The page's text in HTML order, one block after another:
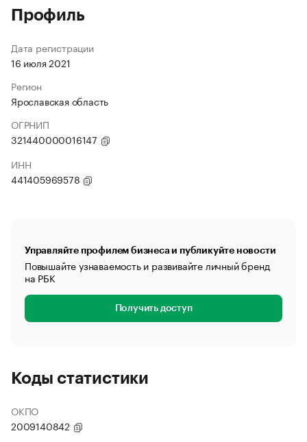
Профиль
Дата регистрации
16 июля 2021
Регион
Ярославская область
ОГРНИП
321440000016147
ИНН
441405969578
Управляйте профилем бизнеса и публикуйте новости
Повышайте узнаваемость и развивайте личный бренд
на РБК
Получить доступ
Коды статистики
ОКПО
2009140842